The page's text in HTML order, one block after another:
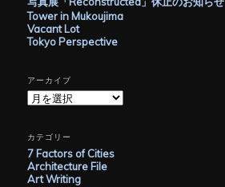
Tower in Mukoujima
Vacant Lot
Tokyo Perspective
アーカイブ
ア
ー
イ
ブ
カテゴリー
7 Factors of Cities
Architecture File
Art Writing